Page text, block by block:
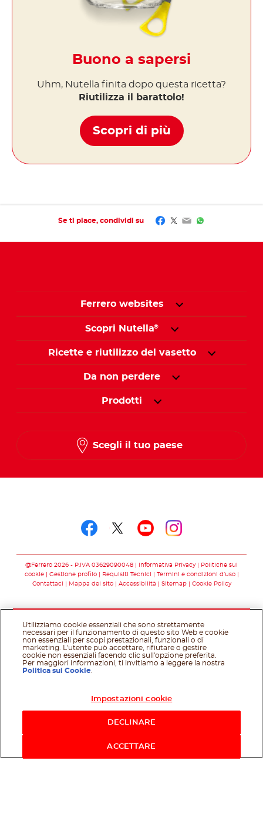
Buono a sapersi
Uhm, Nutella finita dopo questa ricetta?
Riutilizza il barattolo!
Scopri di più
Se ti piace, condividi su Facebook
Twitter
EmailWhatsApp
Ferrero websites
Scopri Nutella®
Ricette e riutilizzo del vasetto
Da non perdere
Prodotti
Scegli il tuo paese
@Ferrero 2026 - P.IVA 03629090048 Informativa Privacy
Politiche sui
cookie
Gestione profilo Requisiti Tecnici
Termini e condizioni d’uso
Contattaci
Mappa del sito Accessibilità Sitemap Cookie Policy
Utilizziamo cookie essenziali che sono strettamente
necessari per il funzionamento di questo sito Web e cookie
non essenziali per scopi prestazionali, funzionali o di
marketing. L'utente può accettare, rifiutare o gestire
cookie non essenziali facendo clic sull'opzione preferita.
Per maggiori informazioni, ti invitiamo a leggere la nostra
Politica sui Cookie
Impostazioni cookie
DECLINARE
ACCETTARE